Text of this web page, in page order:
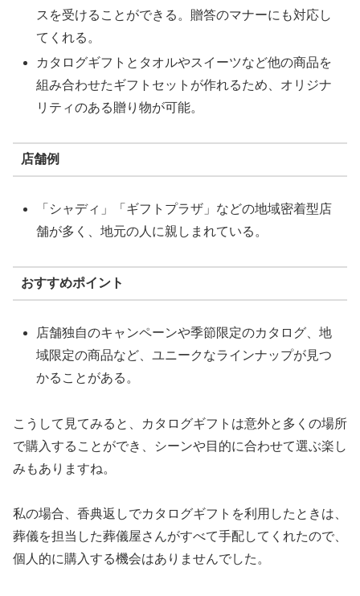
スを受けることができる。贈答のマナーにも対応し
てくれる。
カタログギフトとタオルやスイーツなど他の商品を
組み合わせたギフトセットが作れるため、オリジナ
リティのある贈り物が可能。
店舗例
「シャディ」「ギフトプラザ」などの地域密着型店
舗が多く、地元の人に親しまれている。
おすすめポイント
店舗独自のキャンペーンや季節限定のカタログ、地
域限定の商品など、ユニークなラインナップが見つ
かることがある。
こうして見てみると、カタログギフトは意外と多くの場所
で購入することができ、シーンや目的に合わせて選ぶ楽し
みもありますね。
私の場合、香典返しでカタログギフトを利用したときは、
葬儀を担当した葬儀屋さんがすべて手配してくれたので、
個人的に購入する機会はありませんでした。